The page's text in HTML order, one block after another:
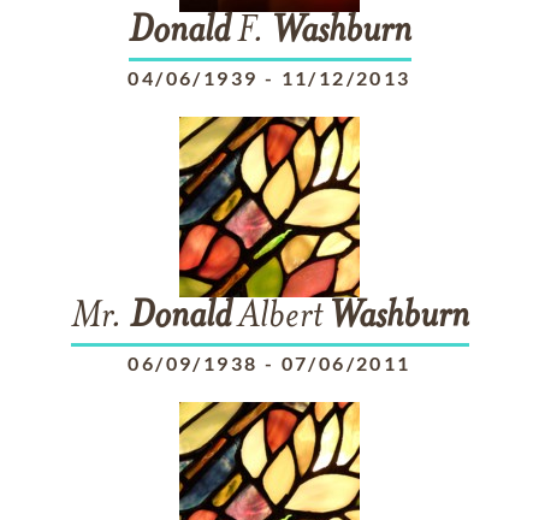
DonaldF. Washburn
04/06/1939 - 11/12/2013
Mr. DonaldAlbert Washburn
06/09/1938 - 07/06/2011